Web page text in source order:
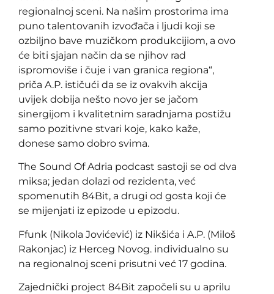
regionalnoj sceni. Na našim prostorima ima
puno talentovanih izvođača i ljudi koji se
ozbiljno bave muzičkom produkcijiom, a ovo
će biti sjajan način da se njihov rad
ispromoviše i čuje i van granica regiona“,
priča A.P. ističući da se iz ovakvih akcija
uvijek dobija nešto novo jer se jačom
sinergijom i kvalitetnim saradnjama postižu
samo pozitivne stvari koje, kako kaže,
donese samo dobro svima.
The Sound Of Adria podcast sastoji se od dva
miksa; jedan dolazi od rezidenta, već
spomenutih 84Bit, a drugi od gosta koji će
se mijenjati iz epizode u epizodu.
Ffunk (Nikola Jovićević) iz Nikšića i A.P. (Miloš
Rakonjac) iz Herceg Novog. individualno su
na regionalnoj sceni prisutni već 17 godina.
Zajednički project 84Bit započeli su u aprilu